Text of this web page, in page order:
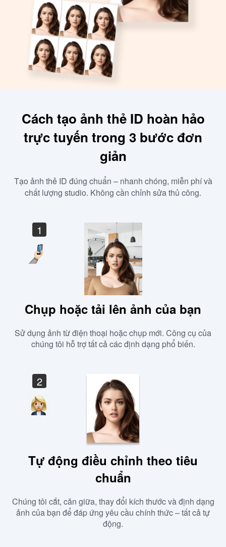
Cách tạo ảnh thẻ ID hoàn hảo
trực tuyến trong 3 bước đơn
giản
Tạo ảnh thẻ ID đúng chuẩn – nhanh chóng, miễn phí và
chất lượng studio. Không cần chỉnh sửa thủ công.
1
Chụp hoặc tải lên ảnh của bạn
Sử dụng ảnh từ điện thoại hoặc chụp mới. Công cụ của
chúng tôi hỗ trợ tất cả các định dạng phổ biến.
2
Tự động điều chỉnh theo tiêu
chuẩn
Chúng tôi cắt, căn giữa, thay đổi kích thước và định dạng
ảnh của bạn để đáp ứng yêu cầu chính thức – tất cả tự
động.